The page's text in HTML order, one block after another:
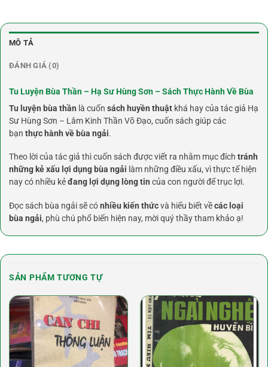
MÔ TẢ
ĐÁNH GIÁ (0)
Tu Luyện Bùa Thần – Hạ Sư Hùng Sơn – Sách Thực Hành Về Bùa
Tu luyện bùa thần là cuốn sách huyền thuật khá hay của tác giả Hạ
Sư Hùng Sơn – Lâm Kinh Thần Võ Đạo, cuốn sách giúp các
bạn thực hành về bùa ngải.
Theo lời của tác giả thì cuốn sách được viết ra nhằm mục đích tránh
những kẻ xấu lợi dụng bùa ngải làm những điều xấu, vì thực tế hiện
nay có nhiều kẻđang lợi dụng lòng tin của con người để trục lợi.
Đọc sách bùa ngải sẽ cónhiều kiến thứcvà hiểu biết vềcác loại
bùa ngải, phù chú phổ biến hiện nay, mời quý thầy tham khảo ạ!
SẢN PHẨM TƯƠNG TỰ